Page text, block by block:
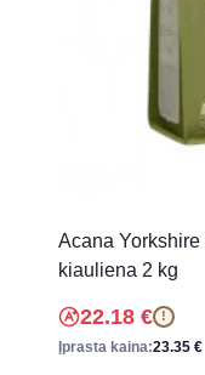
Acana
kiauliena 2 kg
22.18 € !
Įprasta kaina:23.35 €